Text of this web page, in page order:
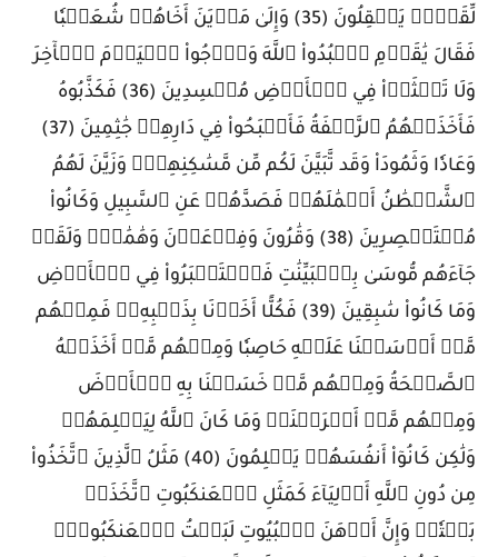
لِّقَوۡمٖ يَعۡقِلُونَ (35) وَإِلَىٰ مَدۡيَنَ أَخَاهُمۡ شُعَيۡبٗا
فَقَالَ يَٰقَوۡمِ ٱعۡبُدُواْ ٱللَّهَ وَٱرۡجُواْ ٱلۡيَوۡمَ ٱلۡأٓخِرَ
وَلَا تَعۡثَوۡاْ فِي ٱلۡأَرۡضِ مُفۡسِدِينَ (36) فَكَذَّبُوهُ
فَأَخَذَتۡهُمُ ٱلرَّجۡفَةُ فَأَصۡبَحُواْ فِي دَارِهِمۡ جَٰثِمِينَ (37)
وَعَادٗا وَثَمُودَاْ وَقَد تَّبَيَّنَ لَكُم مِّن مَّسَٰكِنِهِمۡۖ وَزَيَّنَ لَهُمُ
ٱلشَّيۡطَٰنُ أَعۡمَٰلَهُمۡ فَصَدَّهُمۡ عَنِ ٱلسَّبِيلِ وَكَانُواْ
مُسۡتَبۡصِرِينَ (38) وَقَٰرُونَ وَفِرۡعَوۡنَ وَهَٰمَٰنَۖ وَلَقَدۡ
جَآءَهُم مُّوسَىٰ بِٱلۡبَيِّنَٰتِ فَٱسۡتَكۡبَرُواْ فِي ٱلۡأَرۡضِ
وَمَا كَانُواْ سَٰبِقِينَ (39) فَكُلًّا أَخَذۡنَا بِذَنۢبِهِۦۖ فَمِنۡهُم
مَّنۡ أَرۡسَلۡنَا عَلَيۡهِ حَاصِبٗا وَمِنۡهُم مَّنۡ أَخَذَتۡهُ
ٱلصَّيۡحَةُ وَمِنۡهُم مَّنۡ خَسَفۡنَا بِهِ ٱلۡأَرۡضَ
وَمِنۡهُم مَّنۡ أَغۡرَقۡنَاۚ وَمَا كَانَ ٱللَّهُ لِيَظۡلِمَهُمۡ
وَلَٰكِن كَانُوٓاْ أَنفُسَهُمۡ يَظۡلِمُونَ (40) مَثَلُ ٱلَّذِينَ ٱتَّخَذُواْ
مِن دُونِ ٱللَّهِ أَوۡلِيَآءَ كَمَثَلِ ٱلۡعَنكَبُوتِ ٱتَّخَذَتۡ
بَيۡتٗاۖ وَإِنَّ أَوۡهَنَ ٱلۡبُيُوتِ لَبَيۡتُ ٱلۡعَنكَبُوتِۚ